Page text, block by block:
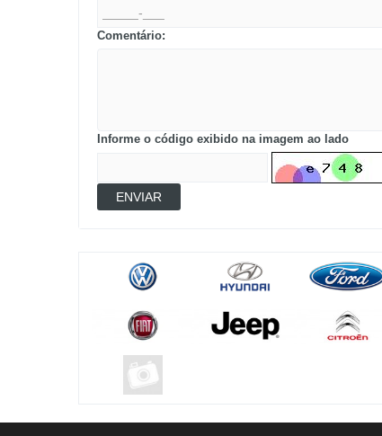
Comentário:
Informe o código exibido na imagem ao lado
ENVIAR